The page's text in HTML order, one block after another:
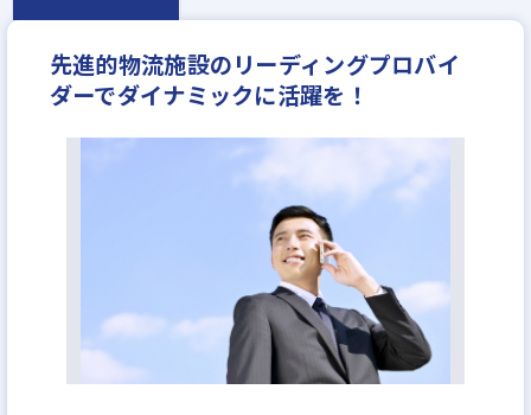
先進的物流施設のリーディングプロバイ
ダーでダイナミックに活躍を！